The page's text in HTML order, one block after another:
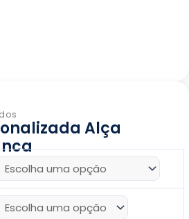
Alça